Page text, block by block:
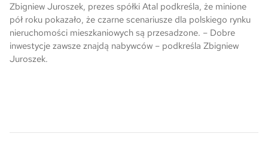
Zbigniew Juroszek, prezes spółki Atal podkreśla, że minione
pół roku pokazało, że czarne scenariusze dla polskiego rynku
nieruchomości mieszkaniowych są przesadzone. – Dobre
inwestycje zawsze znajdą nabywców – podkreśla Zbigniew
Juroszek.
Skwer Witosa w Piastowie